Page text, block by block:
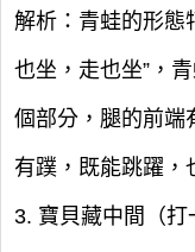
解析：青蛙的形態
也坐，走也坐”，
個部分，腿的前端
有蹼，既能跳躍，
3. 寶貝藏中間（打